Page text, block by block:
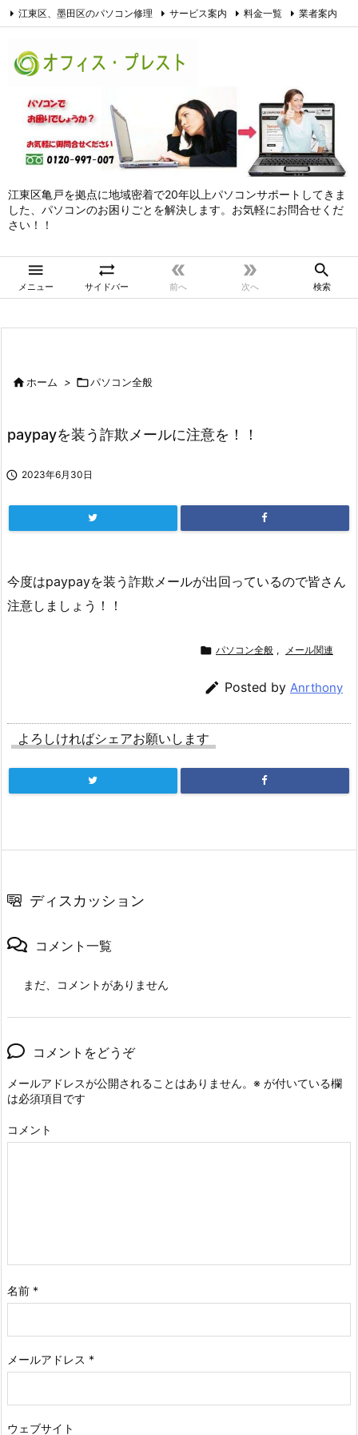
江東区亀戸を拠点に地域密着で20年以上パソコンサポートしてきま
した、パソコンのお困りごとを解決します。お気軽にお問合せくだ
さい！！

メニュー

サイドバー

前へ

次へ

検索
江東区、墨田区のパソコン修理 サービス案内 料金一覧 業者案内
ホーム > パソコン全般
paypayを装う詐欺メールに注意を！！
 2023年6月30日
今度はpaypayを装う詐欺メールが出回っているので皆さん
注意しましょう！！
 パソコン全般 , メール関連
 Posted by Anrthony
よろしければシェアお願いします
ディスカッション
コメント一覧
まだ、コメントがありません
コメントをどうぞ
メールアドレスが公開されることはありません。 ※ が付いている欄
は必須項目です
コメント
名前 *
メールアドレス *
ウェブサイト